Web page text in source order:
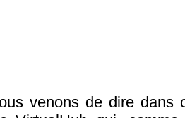
venons de dire dans